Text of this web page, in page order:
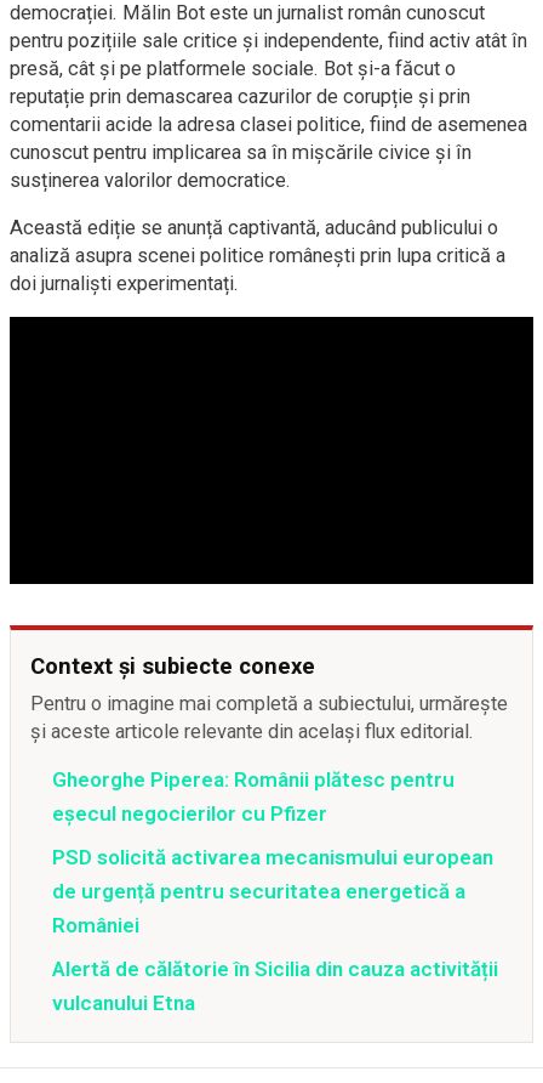
democrației. Mălin Bot este un jurnalist român cunoscut
pentru pozițiile sale critice și independente, fiind activ atât în
presă, cât și pe platformele sociale. Bot și-a făcut o
reputație prin demascarea cazurilor de corupție și prin
comentarii acide la adresa clasei politice, fiind de asemenea
cunoscut pentru implicarea sa în mișcările civice și în
susținerea valorilor democratice.
Această ediție se anunță captivantă, aducând publicului o
analiză asupra scenei politice românești prin lupa critică a
doi jurnaliști experimentați.
Context și subiecte conexe
Pentru o imagine mai completă a subiectului, urmărește
și aceste articole relevante din același flux editorial.
Gheorghe Piperea: Românii plătesc pentru
eșecul negocierilor cu Pfizer
PSD solicită activarea mecanismului european
de urgență pentru securitatea energetică a
României
Alertă de călătorie în Sicilia din cauza activității
vulcanului Etna